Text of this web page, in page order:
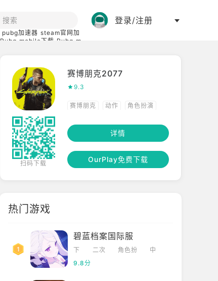
pubg加速器 steam官网加
Pubg mobile下载 Pubg m
登录/注册
扫码下载
赛博朋克2077
9.3
赛博朋克 动作 角色扮演
射击
详情
OurPlay免费下载
热门游戏
碧蓝档案国际服
下
载
二次
角色扮
中
9.8分